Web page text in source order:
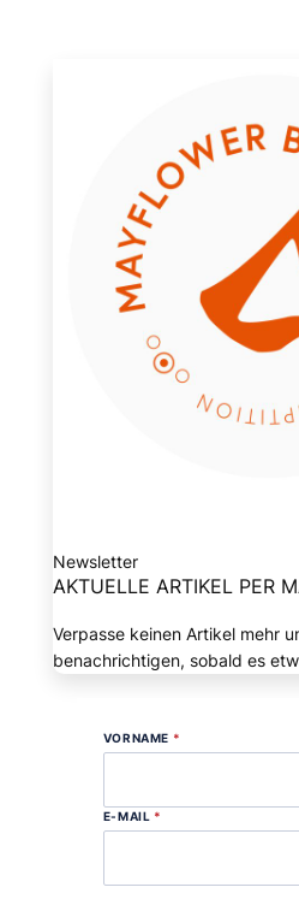
Newsletter
AKTUELLE ARTIKEL PER
Verpasse keinen Artikel mehr
benachrichtigen, sobald es
VORNAME *
E-MAIL *